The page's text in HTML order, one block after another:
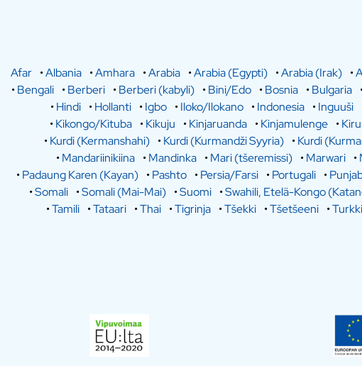
Afar •Albania •Amhara •Arabia •Arabia (Egypti) •Arabia (Irak) •
•Bengali •Berberi •Berberi (kabyli) •Bini/Edo •Bosnia •Bulgaria
•Hindi •Hollanti •Igbo •Iloko/Ilokano •Indonesia •Inguuši
•Kikongo/Kituba •Kikuju •Kinjaruanda •Kinjamulenge •
•Kurdi (Kermanshahi) •Kurdi (Kurmandži Syyria) •Kurdi
•Mandariinikiina •Mandinka •Mari (tšeremissi) •Marwari •
•Padaung Karen (Kayan) •Pashto •Persia/Farsi •Portugali •
•Somali •Somali (Mai-Mai) •Suomi •Swahili, Etelä-Kongo
•Tamili •Tataari •Thai •Tigrinja •Tšekki •Tšetšeeni •Turkki